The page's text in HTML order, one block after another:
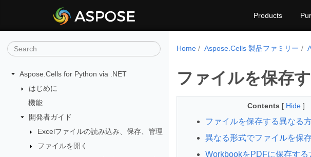
Products
Aspose.Cells for Python via .NET
はじめに
機能
開発者ガイド
Excelファイルの読み込み、保存、管理
ファイルを開く
Home Aspose.Cells 製品ファミリー
ファイルを保存
Contents [ Hide ]
ファイルを保存する異なる
異なる形式でファイルを保
WorkbookをPDFに保存する